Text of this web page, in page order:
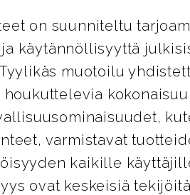
on suunniteltu
käytännöllisyyttä
muotoilu
varmistavat
kaikille
ovat keskeisiä